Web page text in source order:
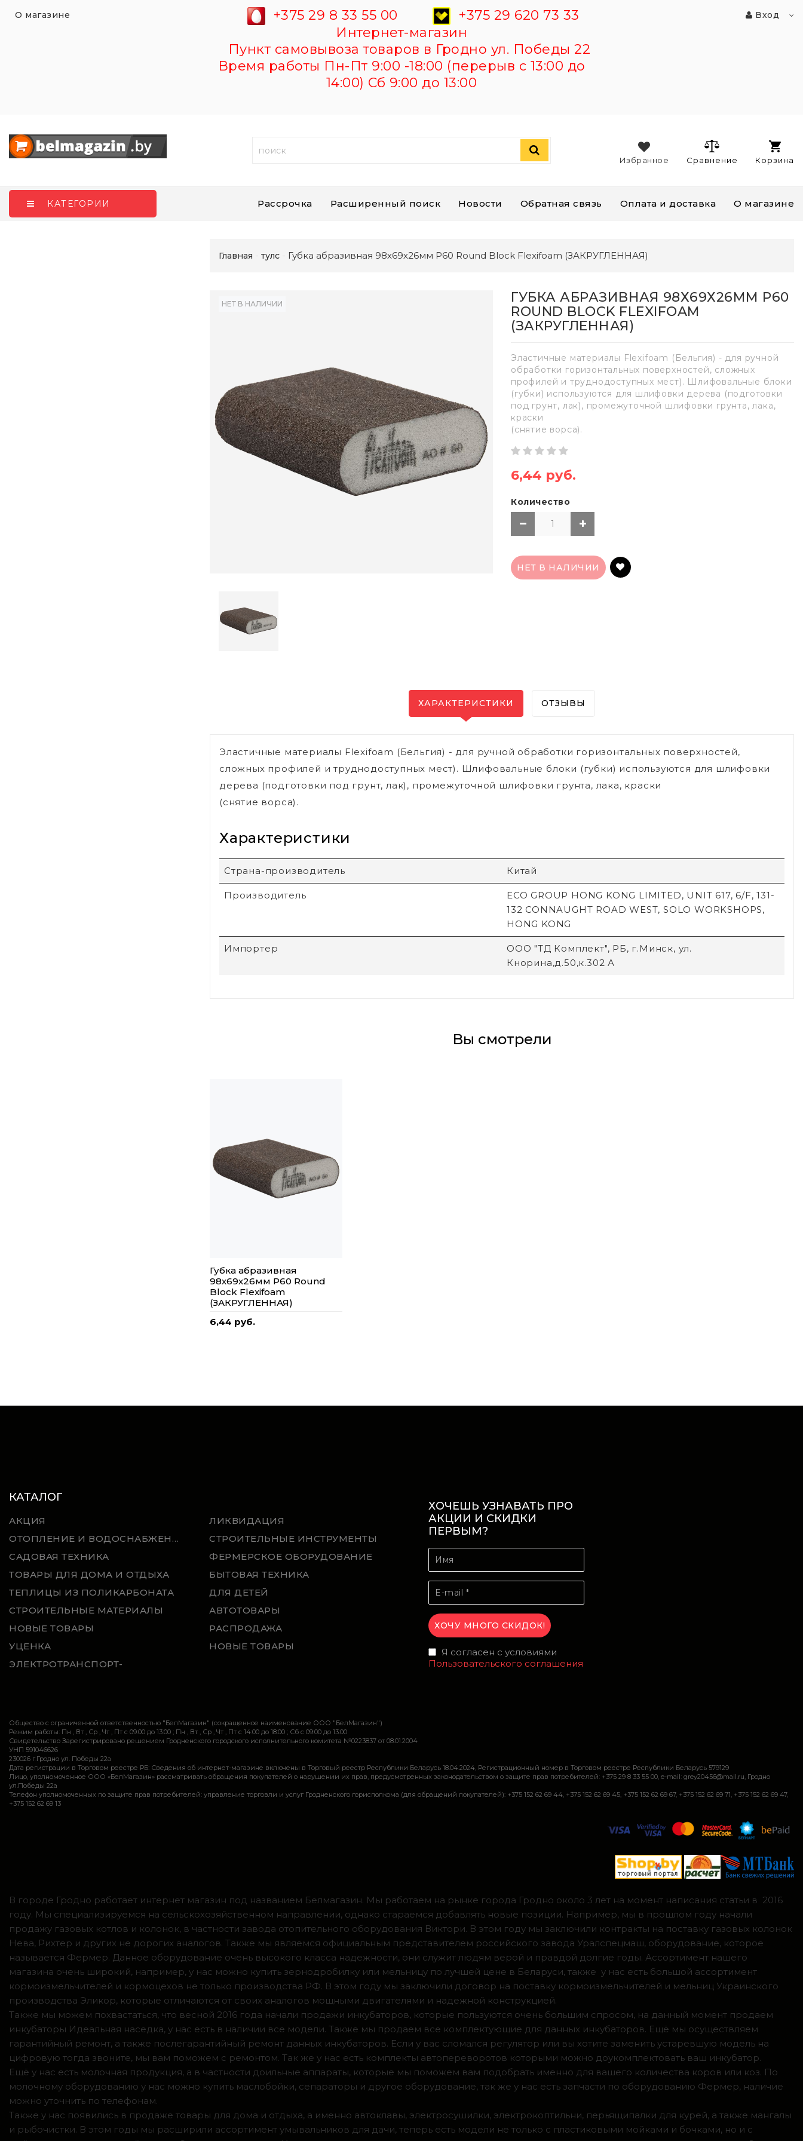
О магазине +375 29 8 33 55 00
+375 29 620 73 33
Интернет-магазин
Пункт самовывоза товаров в Гродно ул. Победы 22
Время работы Пн-Пт 9:00 -18:00 (перерыв с 13:00 до
14:00) Сб 9:00 до 13:00
Вход
Корзина
Сравнение
Избранное
КАТЕГОРИИ Рассрочка Расширенный поиск Новости Обратная связь Оплата и доставка О магазине
Главная тулс Губка абразивная 98х69х26мм Р60 Round Block Flexifoam (ЗАКРУГЛЕННАЯ)
НЕТ В НАЛИЧИИ
ГУБКА АБРАЗИВНАЯ 98Х69Х26ММ Р60
ROUND BLOCK FLEXIFOAM
(ЗАКРУГЛЕННАЯ)
Эластичные материалы Flexifoam (Бельгия) - для ручной
обработки горизонтальных поверхностей, сложных
профилей и труднодоступных мест). Шлифовальные блоки
(губки) используются для шлифовки дерева (подготовки
под грунт, лак), промежуточной шлифовки грунта, лака,
краски
(снятие ворса).
6,44 руб.
Количество
НЕТ В НАЛИЧИИ
ХАРАКТЕРИСТИКИ ОТЗЫВЫ
Эластичные материалы Flexifoam (Бельгия) - для ручной обработки горизонтальных поверхностей,
сложных профилей и труднодоступных мест). Шлифовальные блоки (губки) используются для шлифовки
дерева (подготовки под грунт, лак), промежуточной шлифовки грунта, лака, краски
(снятие ворса).
Характеристики
Страна-производитель Китай
Производитель
ECO GROUP HONG KONG LIMITED, UNIT 617, 6/F, 131-
132 CONNAUGHT ROAD WEST, SOLO WORKSHOPS,
HONG KONG
Импортер
ООО "ТД Комплект", РБ, г.Минск, ул.
Кнорина,д.50,к.302 А
Вы смотрели
Губка абразивная
98х69х26мм Р60 Round
Block Flexifoam
(ЗАКРУГЛЕННАЯ)
6,44 руб.
КАТАЛОГ
АКЦИЯ
ЛИКВИДАЦИЯ
ОТОПЛЕНИЕ И ВОДОСНАБЖЕНИЕ
СТРОИТЕЛЬНЫЕ ИНСТРУМЕНТЫ
САДОВАЯ ТЕХНИКА
ФЕРМЕРСКОЕ ОБОРУДОВАНИЕ
ТОВАРЫ ДЛЯ ДОМА И ОТДЫХА
БЫТОВАЯ ТЕХНИКА
ТЕПЛИЦЫ ИЗ ПОЛИКАРБОНАТА
ДЛЯ ДЕТЕЙ
СТРОИТЕЛЬНЫЕ МАТЕРИАЛЫ
АВТОТОВАРЫ
НОВЫЕ ТОВАРЫ
РАСПРОДАЖА
УЦЕНКА
НОВЫЕ ТОВАРЫ
ЭЛЕКТРОТРАНСПОРТ-
ХОЧЕШЬ УЗНАВАТЬ ПРО
АКЦИИ И СКИДКИ
ПЕРВЫМ?
Я согласен с условиями
Пользовательского соглашения
Общество с ограниченной ответственностью "БелМагазин" (сокращенное наименование ООО "БелМагазин")
Режим работы: Пн , Вт , Ср , Чт , Пт c 09:00 до 13:00 ; Пн , Вт , Ср , Чт , Пт c 14:00 до 18:00 ; Сб c 09:00 до 13:00
Свидетельство Зарегистрировано решением Гродненского городского исполнительного комитета №0223837 от 08.01.2004
УНП 591046626
230026 г.Гродно ул. Победы 22а
Дата регистрации в Торговом реестре РБ: Сведения об интернет-магазине включены в Торговый реестр Республики Беларусь 18.04.2024, Регистрационный номер в Торговом реестре Республики Беларусь 579129
Лицо, уполномоченное ООО «БелМагазин» рассматривать обращения покупателей о нарушении их прав, предусмотренных законодательством о защите прав потребителей: +375 29 8 33 55 00, e-mail: grey20456@mail.ru, Гродно
ул.Победы 22а
Телефон уполномоченных по защите прав потребителей: управление торговли и услуг Гродненского горисполкома (для обращений покупателей): +375 152 62 69 44, +375 152 62 69 45, +375 152 62 69 67, +375 152 62 69 71, +375 152 62 69 47,
+375 152 62 69 13
В городе Гродно работает интернет магазин под названием Белмагазин. Мы работаем на рынке города Гродно около 3 лет на момент написания статьи в 2016
году. Мы специализируемся на сельскохозяйственном направлении, однако стараемся добавлять новые позиции. Например, мы в прошлом году начали
продажу газовых котлов и колонок, в частности завода отопительного оборудования Виктори. В этом году мы заключили контракты на поставку газовых колонок
Нева, Рихтер и других не дорогих аналогов. Также мы являемся официальным представителем российского завода Уралспецмаш, оборудование, которое
называется Фермер. Данное оборудование очень высокого класса надежности, они служит людям верой и правдой долгие годы. Ассортимент нашего
магазина очень широкий, например, у нас можно купить зернодробилку или мельницу по лучшей цене в Беларуси, также у нас есть большой ассортимент
кормоизмельчителей и кормоцехов не только производства РФ. В этом году мы заключили договор на поставку кормоизмельчителей и мельниц Украинского
производства Эликор, которые отличаются от своих аналогов мощными двигателями и надежной конструкцией.
Также мы можем похвастаться, что весной 2016 года начали продажи инкубаторов, которые пользуются очень большим спросом, на данный момент продаем
инкубаторы Идеальная наседка, у нас есть в наличии все модели. Также мы продаем все комплектующие для данных инкубаторов. Ещё мы осуществляем
гарантийный ремонт, а также послегарантийный ремонт данных инкубаторов. Если у вас сломался регулятор или вы хотите заменить устаревшую модель на
цифровую тогда звоните, мы вам поможем с ремонтом. Так же у нас есть комплекты автопереворотов которыми можно доукомплектовать ваш инкубатор.
Ещё у нас есть молочная продукция, а в частности доильные аппараты, которые мы поможем вам подобрать именно для вашего количества коров или коз. По
молочному оборудованию у нас можно купить маслобойки, сепараторы и другое оборудование, так же у нас есть запчасти по оборудованию Фермер, наличие
можно уточнить по телефонам.
Также у нас появились в продаже товары для дома и отдыха, а именно автоклавы, электросушилки, электрокоптильни, перьящипалки для курей, а также мангалы
и рыбочистки. В этом годы мы расширили ассортимент умывальников для дачи, теперь есть модели не только с пластиковыми мойками и бочками, но и с